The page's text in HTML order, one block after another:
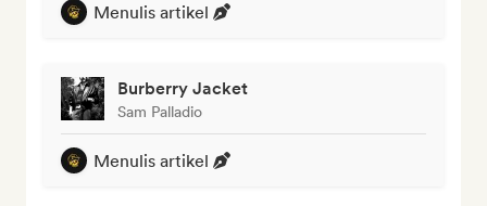
Menulis artikel
Burberry Jacket
Sam Palladio
Menulis artikel